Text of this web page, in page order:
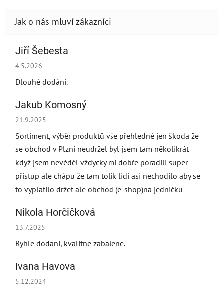
Jiří Šebesta
Hodnocení obchodu je 2 z 5 hvězdiček.
4.5.2026
Dlouhé dodání.
Jakub Komosný
Hodnocení obchodu je 5 z 5 hvězdiček.
21.9.2025
Sortiment, výběr produktů vše přehledné jen škoda že
se obchod v Plzni neudržel byl jsem tam několikrát
když jsem nevěděl vždycky mi dobře poradili super
přístup ale chápu že tam tolik lidí asi nechodilo aby se
to vyplatilo držet ale obchod (e-shop)na jedničku
Nikola Horčičková
Hodnocení obchodu je 5 z 5 hvězdiček.
13.7.2025
Ryhle dodani, kvalitne zabalene.
Ivana Havova
Hodnocení obchodu je 5 z 5 hvězdiček.
5.12.2024